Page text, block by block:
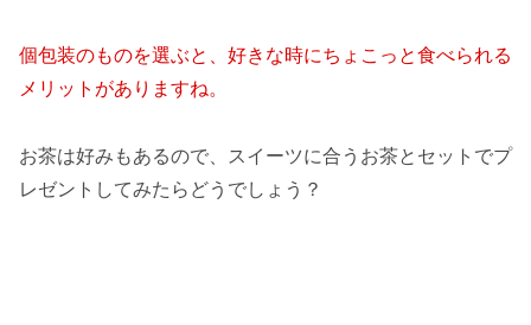
個包装のものを選ぶと、好きな時にちょこっと食べられる
メリットがありますね。
お茶は好みもあるので、スイーツに合うお茶とセットでプ
レゼントしてみたらどうでしょう？